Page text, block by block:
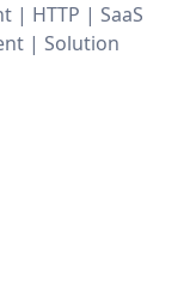
| HTTP | SaaS
| Solution